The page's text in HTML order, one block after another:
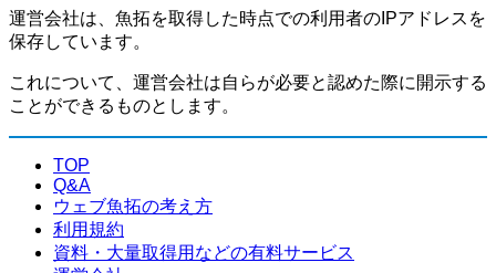
運営会社は、魚拓を取得した時点での利用者のIPアドレスを
保存しています。
これについて、運営会社は自らが必要と認めた際に開示する
ことができるものとします。
TOP
Q&A
ウェブ魚拓の考え方
利用規約
資料・大量取得用などの有料サービス